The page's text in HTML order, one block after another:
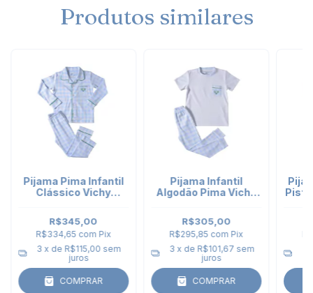
Produtos similares
Pijama Pima Infantil
Clássico Vichy
R$345,00
R$334,65 com Pix
3 x de R$115,00 sem
juros
COMPRAR
Pijama Infantil
Algodão Pima Vichy
R$305,00
R$295,85 com Pix
3 x de R$101,67 sem
juros
COMPRAR